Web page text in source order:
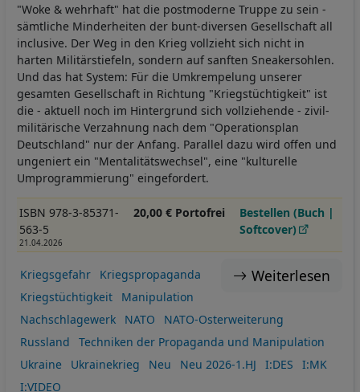
"Woke & wehrhaft" hat die postmoderne Truppe zu sein -
sämtliche Minderheiten der bunt-diversen Gesellschaft all
inclusive. Der Weg in den Krieg vollzieht sich nicht in
harten Militärstiefeln, sondern auf sanften Sneakersohlen.
Und das hat System: Für die Umkrempelung unserer
gesamten Gesellschaft in Richtung "Kriegstüchtigkeit" ist
die - aktuell noch im Hintergrund sich vollziehende - zivil-
militärische Verzahnung nach dem "Operationsplan
Deutschland" nur der Anfang. Parallel dazu wird offen und
ungeniert ein "Mentalitätswechsel", eine "kulturelle
Umprogrammierung" eingefordert.
ISBN 978-3-85371-
563-5
21.04.2026
20,00 € Portofrei
Bestellen (Buch |
Softcover)
Weiterlesen
Kriegsgefahr
Kriegspropaganda
Kriegstüchtigkeit
Manipulation
Nachschlagewerk
NATO
NATO-Osterweiterung
Russland
Techniken der Propaganda und Manipulation
Ukraine
Ukrainekrieg Neu Neu 2026-1.HJ I:DES
I:MK
I:VIDEO